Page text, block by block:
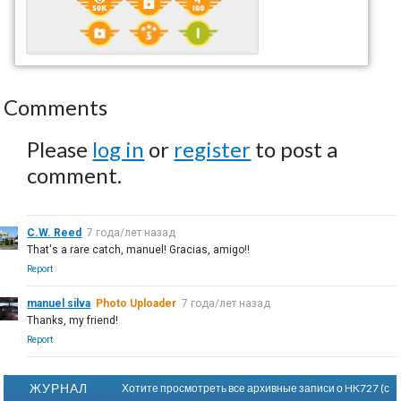
Comments
Please log in or register to post a
comment.
C.W. Reed
7 года/лет назад
That's a rare catch, manuel! Gracias, amigo!!
Report
manuel silva Photo Uploader 7 года/лет назад
Thanks, my friend!
Report
ЖУРНАЛ Хотите просмотреть все архивные записи о HK727 (с